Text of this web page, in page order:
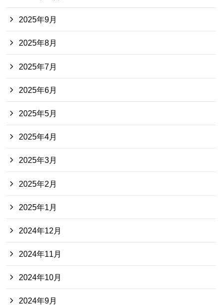
2025年9月
2025年8月
2025年7月
2025年6月
2025年5月
2025年4月
2025年3月
2025年2月
2025年1月
2024年12月
2024年11月
2024年10月
2024年9月